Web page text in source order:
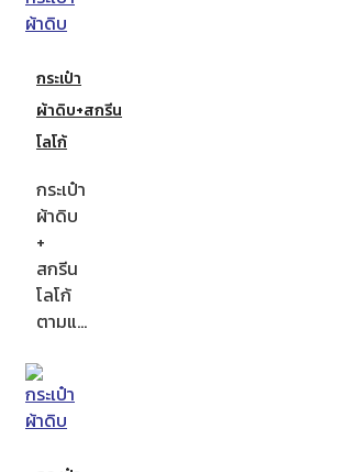
กระเป๋า
ผ้าดิบ+สกรีน
โลโก้
กระเป๋า
ผ้าดิบ
+
สกรีน
โลโก้
ตามแ…